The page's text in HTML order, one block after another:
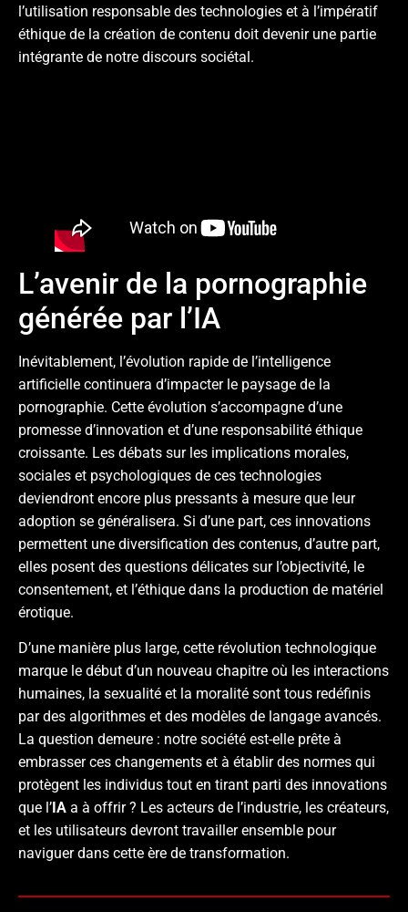
l’utilisation responsable des technologies et à l’impératif
éthique de la création de contenu doit devenir une partie
intégrante de notre discours sociétal.
L’avenir de la pornographie
générée par l’IA
Inévitablement, l’évolution rapide de l’intelligence
artificielle continuera d’impacter le paysage de la
pornographie. Cette évolution s’accompagne d’une
promesse d’innovation et d’une responsabilité éthique
croissante. Les débats sur les implications morales,
sociales et psychologiques de ces technologies
deviendront encore plus pressants à mesure que leur
adoption se généralisera. Si d’une part, ces innovations
permettent une diversification des contenus, d’autre part,
elles posent des questions délicates sur l’objectivité, le
consentement, et l’éthique dans la production de matériel
érotique.
D’une manière plus large, cette révolution technologique
marque le début d’un nouveau chapitre où les interactions
humaines, la sexualité et la moralité sont tous redéfinis
par des algorithmes et des modèles de langage avancés.
La question demeure : notre société est-elle prête à
embrasser ces changements et à établir des normes qui
protègent les individus tout en tirant parti des innovations
que l’IA a à offrir ? Les acteurs de l’industrie, les créateurs,
et les utilisateurs devront travailler ensemble pour
naviguer dans cette ère de transformation.